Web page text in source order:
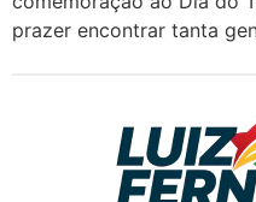
prazer encontrar tanta